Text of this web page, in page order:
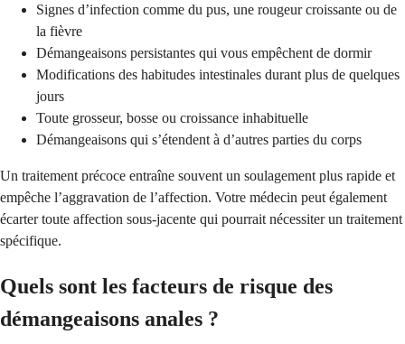
Signes d’infection comme du pus, une rougeur croissante ou de
la fièvre
Démangeaisons persistantes qui vous empêchent de dormir
Modifications des habitudes intestinales durant plus de quelques
jours
Toute grosseur, bosse ou croissance inhabituelle
Démangeaisons qui s’étendent à d’autres parties du corps
Un traitement précoce entraîne souvent un soulagement plus rapide et
empêche l’aggravation de l’affection. Votre médecin peut également
écarter toute affection sous-jacente qui pourrait nécessiter un traitement
spécifique.
Quels sont les facteurs de risque des
démangeaisons anales ?